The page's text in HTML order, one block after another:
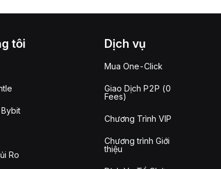
tôi
Ro
Dịch vụ
Mua One-Click
Giao Dịch P2P (0
Fees)
Chương Trình VIP
Chương trình Giới
thiệu